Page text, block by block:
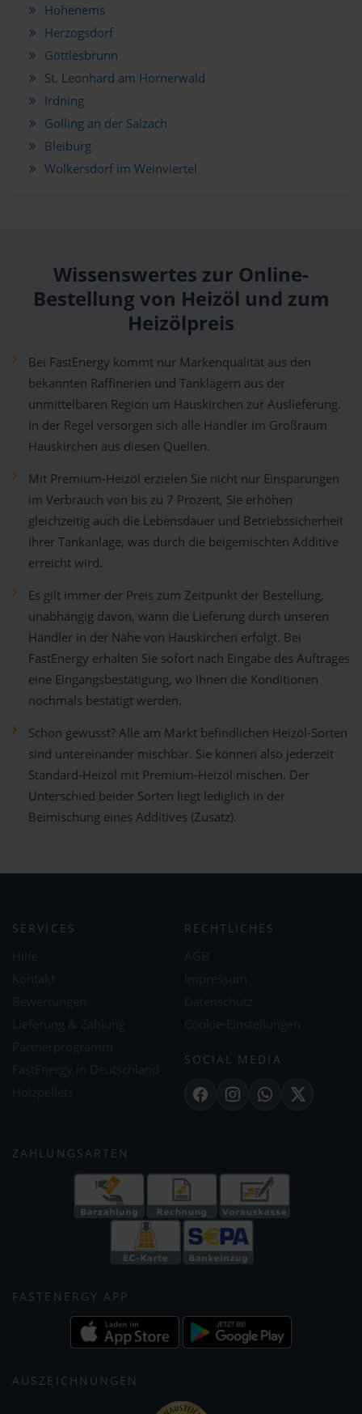
Hohenems
Herzogsdorf
Göttlesbrunn
St. Leonhard am Hornerwald
Irdning
Golling an der Salzach
Bleiburg
Wolkersdorf im Weinviertel
Wissenswertes zur Online-
Bestellung von Heizöl und zum
Heizölpreis
Bei FastEnergy kommt nur Markenqualität aus den
bekannten Raffinerien und Tanklägern aus der
unmittelbaren Region um Hauskirchen zur Auslieferung.
In der Regel versorgen sich alle Händler im Großraum
Hauskirchen aus diesen Quellen.
Mit Premium-Heizöl erzielen Sie nicht nur Einsparungen
im Verbrauch von bis zu 7 Prozent, Sie erhöhen
gleichzeitig auch die Lebensdauer und Betriebssicherheit
Ihrer Tankanlage, was durch die beigemischten Additive
erreicht wird.
Es gilt immer der Preis zum Zeitpunkt der Bestellung,
unabhängig davon, wann die Lieferung durch unseren
Händler in der Nähe von Hauskirchen erfolgt. Bei
FastEnergy erhalten Sie sofort nach Eingabe des Auftrages
eine Eingangsbestätigung, wo Ihnen die Konditionen
nochmals bestätigt werden.
Schon gewusst? Alle am Markt befindlichen Heizöl-Sorten
sind untereinander mischbar. Sie können also jederzeit
Standard-Heizöl mit Premium-Heizöl mischen. Der
Unterschied beider Sorten liegt lediglich in der
Beimischung eines Additives (Zusatz).
SERVICES RECHTLICHES
SOCIAL MEDIA
FacebookInstagramWhatsApp
X
ZAHLUNGSARTEN
FASTENERGY APP
AUSZEICHNUNGEN